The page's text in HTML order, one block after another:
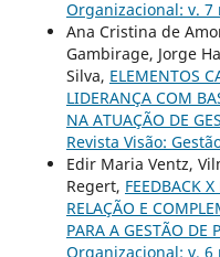
Organizacional: v. 7
Ana Cristina de
Gambirage, Jorge
Silva, ELEMENTOS
LIDERANÇA COM
NA ATUAÇÃO DE
Revista Visão:
Edir Maria Ventz,
Regert, FEEDBACK
RELAÇÃO E
PARA A GESTÃO DE
Organizacional: v. 6